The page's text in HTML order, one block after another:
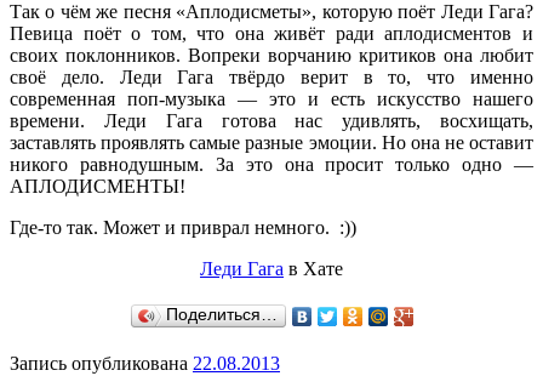
Так о чём же песня «Аплодисметы», которую поёт Леди Гага?
Певица поёт о том, что она живёт ради аплодисментов и
своих поклонников. Вопреки ворчанию критиков она любит
своё дело. Леди Гага твёрдо верит в то, что именно
современная поп-музыка — это и есть искусство нашего
времени. Леди Гага готова нас удивлять, восхищать,
заставлять проявлять самые разные эмоции. Но она не оставит
никого равнодушным. За это она просит только одно —
АПЛОДИСМЕНТЫ!
Где-то так. Может и приврал немного. :))
Леди Гага в Хате
Поделиться…
Запись опубликована 22.08.2013